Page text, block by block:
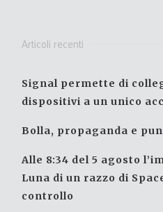
Articoli recenti
Signal permette di
dispositivi a un unico
Bolla, propaganda e
Alle 8:34 del 5 agosto
Luna di un razzo di
controllo